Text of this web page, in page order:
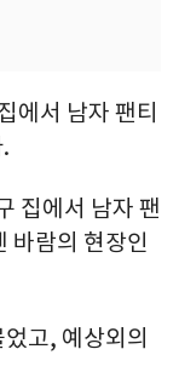
에서 남자 팬티
집에서 남자 팬
바람의 현장인
고, 예상외의